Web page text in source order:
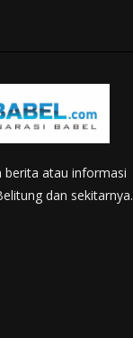
berita atau informasi
dan sekitarnya.